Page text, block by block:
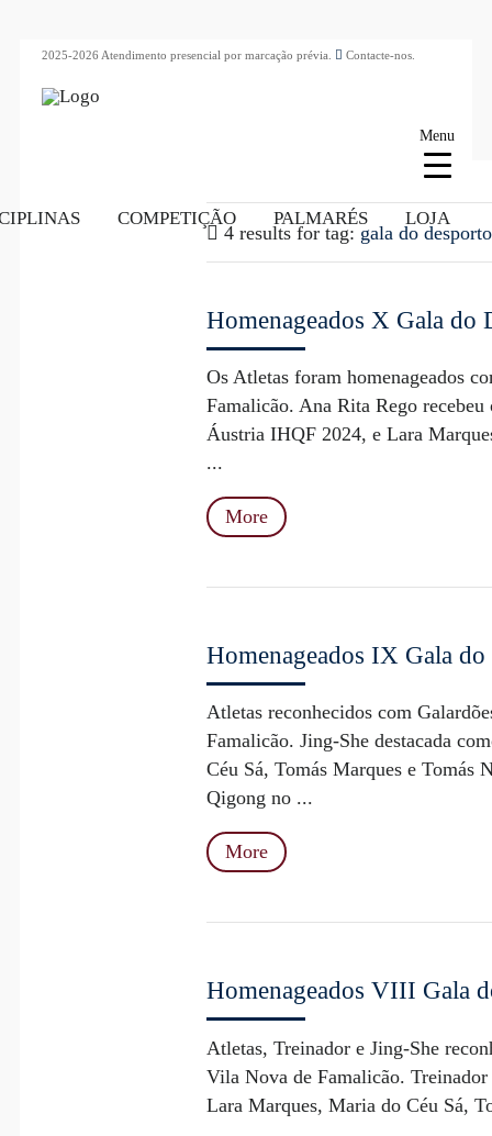
2025-2026 Atendimento presencial por marcação prévia. Contacte-nos.
COMPETIÇÃO PALMARÉS LOJA
4 results for tag: gala do
Homenageados X Gala do
Os Atletas foram homenageados
Famalicão. Ana Rita Rego
Áustria IHQF 2024, e Lara
...
More
Homenageados IX Gala
Atletas reconhecidos com
Famalicão. Jing-She destacada
Céu Sá, Tomás Marques e Tomás
Qigong no ...
More
Homenageados VIII Gala
Atletas, Treinador e Jing-She
Vila Nova de Famalicão.
Lara Marques, Maria do Céu Sá,
Menu